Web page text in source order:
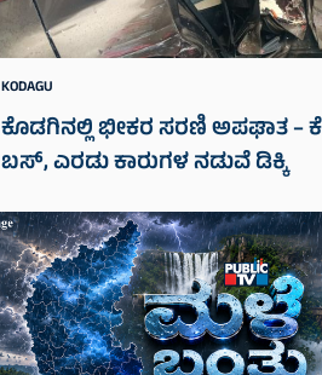
KODAGU
ಕೊಡಗಿನಲ್ಲಿ ಭೀಕರ ಸರಣಿ ಅಪಘಾತ
ಬಸ್, ಎರಡು ಕಾರುಗಳ ನಡುವೆ ಡಿಕ್ಕಿ